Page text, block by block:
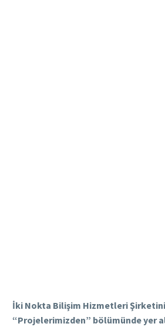
İki Nokta Bilişim Hizmetleri
“Projelerimizden” bölümünde yer